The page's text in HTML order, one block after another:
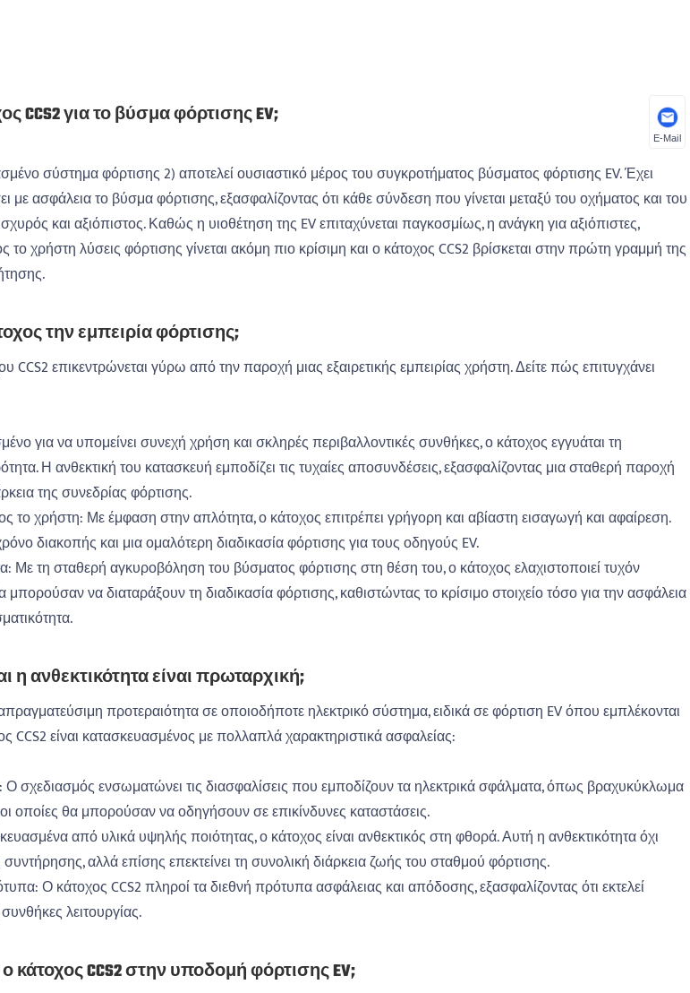
CCS2 για το βύσμα φόρτισης EV;
σύστημα φόρτισης 2) αποτελεί ουσιαστικό μέρος του συγκροτήματος βύσματος φόρτισης EV. Έχει
με ασφάλεια το βύσμα φόρτισης, εξασφαλίζοντας ότι κάθε σύνδεση που γίνεται μεταξύ του οχήματος και του
και αξιόπιστος. Καθώς η υιοθέτηση της EV επιταχύνεται παγκοσμίως, η ανάγκη για αξιόπιστες,
το χρήστη λύσεις φόρτισης γίνεται ακόμη πιο κρίσιμη και ο κάτοχος CCS2 βρίσκεται στην πρώτη γραμμή της
την εμπειρία φόρτισης;
CCS2 επικεντρώνεται γύρω από την παροχή μιας εξαιρετικής εμπειρίας χρήστη. Δείτε πώς επιτυγχάνει
για να υπομείνει συνεχή χρήση και σκληρές περιβαλλοντικές συνθήκες, ο κάτοχος εγγυάται τη
Η ανθεκτική του κατασκευή εμποδίζει τις τυχαίες αποσυνδέσεις, εξασφαλίζοντας μια σταθερή παροχή
της συνεδρίας φόρτισης.
το χρήστη: Με έμφαση στην απλότητα, ο κάτοχος επιτρέπει γρήγορη και αβίαστη εισαγωγή και αφαίρεση.
διακοπής και μια ομαλότερη διαδικασία φόρτισης για τους οδηγούς EV.
Με τη σταθερή αγκυροβόληση του βύσματος φόρτισης στη θέση του, ο κάτοχος ελαχιστοποιεί τυχόν
να διαταράξουν τη διαδικασία φόρτισης, καθιστώντας το κρίσιμο στοιχείο τόσο για την ασφάλεια
η ανθεκτικότητα είναι πρωταρχική;
προτεραιότητα σε οποιοδήποτε ηλεκτρικό σύστημα, ειδικά σε φόρτιση EV όπου εμπλέκονται
CCS2 είναι κατασκευασμένος με πολλαπλά χαρακτηριστικά ασφαλείας:
σχεδιασμός ενσωματώνει τις διασφαλίσεις που εμποδίζουν τα ηλεκτρικά σφάλματα, όπως βραχυκύκλωμα
οποίες θα μπορούσαν να οδηγήσουν σε επικίνδυνες καταστάσεις.
από υλικά υψηλής ποιότητας, ο κάτοχος είναι ανθεκτικός στη φθορά. Αυτή η ανθεκτικότητα όχι
συντήρησης, αλλά επίσης επεκτείνει τη συνολική διάρκεια ζωής του σταθμού φόρτισης.
Ο κάτοχος CCS2 πληροί τα διεθνή πρότυπα ασφάλειας και απόδοσης, εξασφαλίζοντας ότι εκτελεί
λειτουργίας.
κάτοχος CCS2 στην υποδομή φόρτισης EV;
E-Mail